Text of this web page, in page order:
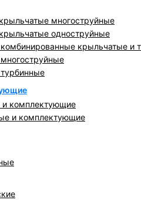
многоструйные
одноструйные
крыльчатые и
и комплектующие
и комплектующие